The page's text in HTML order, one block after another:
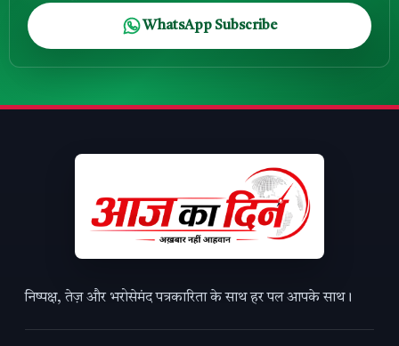
WhatsApp Subscribe
निष्पक्ष, तेज़ और भरोसेमंद पत्रकारिता के साथ हर पल आपके साथ।